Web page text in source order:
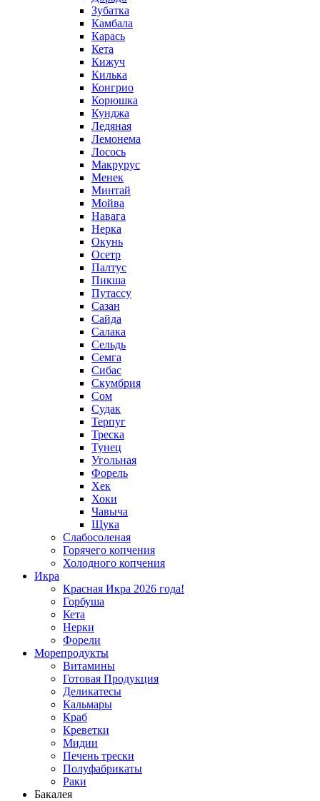
Зубатка
Камбала
Карась
Кета
Кижуч
Килька
Конгрио
Корюшка
Кунджа
Ледяная
Лемонема
Лосось
Макрурус
Менек
Минтай
Мойва
Навага
Нерка
Окунь
Осетр
Палтус
Пикша
Путассу
Сазан
Сайда
Салака
Сельдь
Семга
Сибас
Скумбрия
Сом
Судак
Терпуг
Треска
Тунец
Угольная
Форель
Хек
Хоки
Чавыча
Щука
Слабосоленая
Горячего копчения
Холодного копчения
Икра
Красная Икра 2026 года!
Горбуша
Кета
Нерки
Форели
Морепродукты
Витамины
Готовая Продукция
Деликатесы
Кальмары
Краб
Креветки
Мидии
Печень трески
Полуфабрикаты
Раки
Бакалея